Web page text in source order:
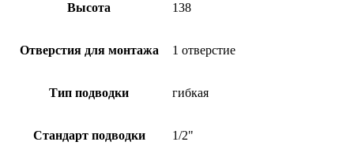
Высота 138
Отверстия для монтажа 1 отверстие
Тип подводки гибкая
Стандарт подводки 1/2"